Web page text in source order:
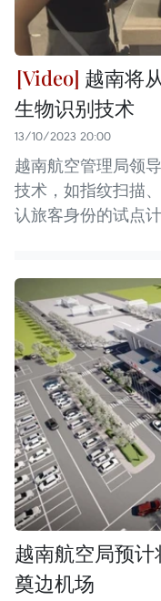
越南将
生物识别技术
13/10/2023 20:00
越南航空管理局领
技术，如指纹扫描
认旅客身份的试点
越南航空局预计
奠边机场